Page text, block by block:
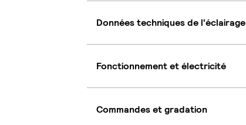
Données techniques de l'éclairage
Fonctionnement et électricité
Commandes et gradation